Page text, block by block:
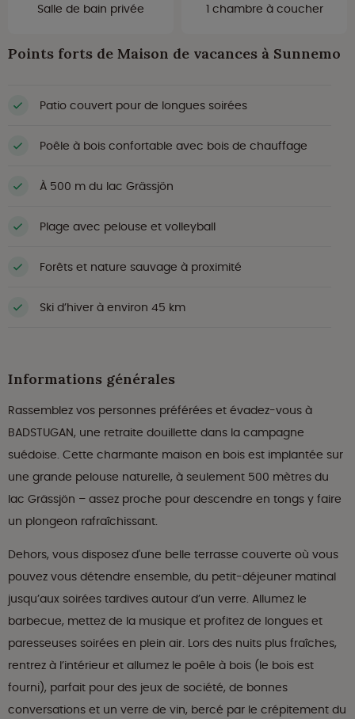
Salle de bain privée 1 chambre à coucher
Points forts de Maison de vacances à Sunnemo
Patio couvert pour de longues soirées
Poêle à bois confortable avec bois de chauffage
À 500 m du lac Grässjön
Plage avec pelouse et volleyball
Forêts et nature sauvage à proximité
Ski d’hiver à environ 45 km
Informations générales
Rassemblez vos personnes préférées et évadez-vous à
BADSTUGAN, une retraite douillette dans la campagne
suédoise. Cette charmante maison en bois est implantée sur
une grande pelouse naturelle, à seulement 500 mètres du
lac Grässjön – assez proche pour descendre en tongs y faire
un plongeon rafraîchissant.
Dehors, vous disposez d'une belle terrasse couverte où vous
pouvez vous détendre ensemble, du petit-déjeuner matinal
jusqu’aux soirées tardives autour d’un verre. Allumez le
barbecue, mettez de la musique et profitez de longues et
paresseuses soirées en plein air. Lors des nuits plus fraîches,
rentrez à l’intérieur et allumez le poêle à bois (le bois est
fourni), parfait pour des jeux de société, de bonnes
conversations et un verre de vin, bercé par le crépitement du